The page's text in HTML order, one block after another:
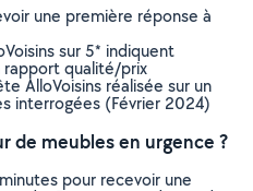
une première réponse à
sur 5* indiquent
rapport qualité/prix
AlloVoisins réalisée sur un
interrogées (Février 2024)
de meubles en urgence ?
pour recevoir une